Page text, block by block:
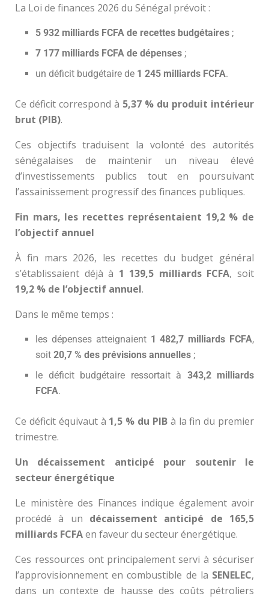
La Loi de finances 2026 du Sénégal prévoit :
5 932 milliards FCFA de recettes budgétaires ;
7 177 milliards FCFA de dépenses ;
un déficit budgétaire de 1 245 milliards FCFA.
Ce déficit correspond à 5,37 % du produit intérieur
brut (PIB).
Ces objectifs traduisent la volonté des autorités
sénégalaises de maintenir un niveau élevé
d’investissements publics tout en poursuivant
l’assainissement progressif des finances publiques.
Fin mars, les recettes représentaient 19,2 % de
l’objectif annuel
À fin mars 2026, les recettes du budget général
s’établissaient déjà à 1 139,5 milliards FCFA, soit
19,2 % de l’objectif annuel.
Dans le même temps :
les dépenses atteignaient 1 482,7 milliards FCFA,
soit20,7 % des prévisions annuelles ;
le déficit budgétaire ressortait à 343,2 milliards
FCFA.
Ce déficit équivaut à 1,5 % du PIBà la fin du premier
trimestre.
Un décaissement anticipé pour soutenir le
secteur énergétique
Le ministère des Finances indique également avoir
procédé à un décaissement anticipé de 165,5
milliards FCFAen faveur du secteur énergétique.
Ces ressources ont principalement servi à sécuriser
l’approvisionnement en combustible de la SENELEC,
dans un contexte de hausse des coûts pétroliers